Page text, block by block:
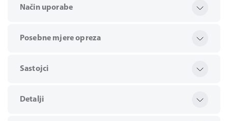
Način uporabe
Posebne mjere opreza
Sastojci
Detalji